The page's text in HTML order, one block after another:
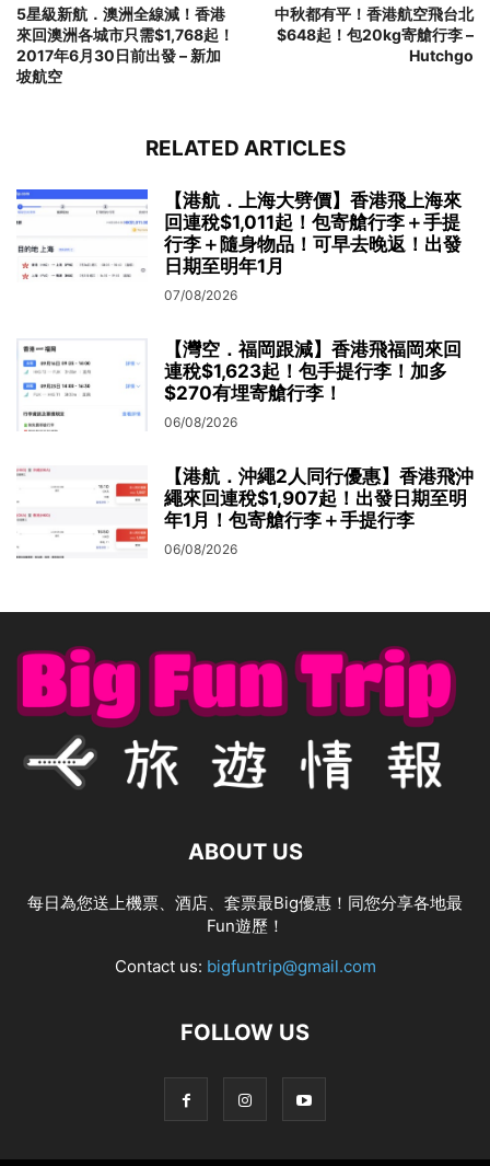
5星級新航．澳洲全線減！香港
來回澳洲各城市只需$1,768起！
2017年6月30日前出發 – 新加
坡航空
中秋都有平！香港航空飛台北
$648起！包20kg寄艙行李 –
Hutchgo
RELATED ARTICLES
【港航．上海大劈價】香港飛上海來
回連稅$1,011起！包寄艙行李＋手提
行李＋隨身物品！可早去晚返！出發
日期至明年1月
07/08/2026
【灣空．福岡跟減】香港飛福岡來回
連稅$1,623起！包手提行李！加多
$270有埋寄艙行李！
06/08/2026
【港航．沖繩2人同行優惠】香港飛沖
繩來回連稅$1,907起！出發日期至明
年1月！包寄艙行李＋手提行李
06/08/2026
ABOUT US
每日為您送上機票、酒店、套票最Big優惠！同您分享各地最
Fun遊歷！
Contact us: bigfuntrip@gmail.com
FOLLOW US